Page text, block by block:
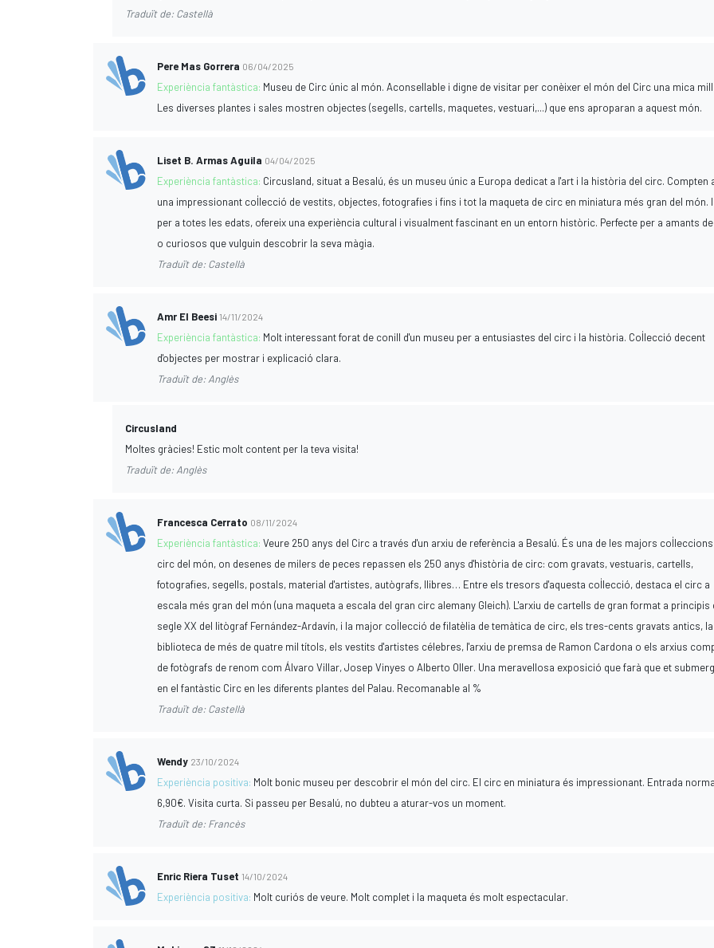
Traduït de: Castellà
Pere Mas Gorrera 06/04/2025
Experiència fantàstica: Museu de Circ únic al món. Aconsellable i digne de visitar per conèixer el món del Circ una mica
Les diverses plantes i sales mostren objectes (segells, cartells, maquetes, vestuari,...) que ens aproparan a aquest món.
Liset B. Armas Aguila 04/04/2025
Experiència fantàstica: Circusland, situat a Besalú, és un museu únic a Europa dedicat a l'art i la història del circ. Compten
una impressionant col·lecció de vestits, objectes, fotografies i fins i tot la maqueta de circ en miniatura més gran del món.
per a totes les edats, ofereix una experiència cultural i visualment fascinant en un entorn històric. Perfecte per a amants
o curiosos que vulguin descobrir la seva màgia.
Traduït de: Castellà
Amr El Beesi 14/11/2024
Experiència fantàstica: Molt interessant forat de conill d'un museu per a entusiastes del circ i la història. Col·lecció decent
d'objectes per mostrar i explicació clara.
Traduït de: Anglès
Circusland
Moltes gràcies! Estic molt content per la teva visita!
Traduït de: Anglès
Francesca Cerrato 08/11/2024
Experiència fantàstica:Veure 250 anys del Circ a través d'un arxiu de referència a Besalú. És una de les majors
circ del món, on desenes de milers de peces repassen els 250 anys d'història de circ: com gravats, vestuaris, cartells,
fotografies, segells, postals, material d'artistes, autògrafs, llibres… Entre els tresors d'aquesta col·lecció, destaca el circ a
escala més gran del món (una maqueta a escala del gran circ alemany Gleich). L'arxiu de cartells de gran format a principis
segle XX del litògraf Fernández-Ardavín, i la major col·lecció de filatèlia de temàtica de circ, els tres-cents gravats antics, la
biblioteca de més de quatre mil títols, els vestits d'artistes célebres, l'arxiu de premsa de Ramon Cardona o els arxius
de fotògrafs de renom com Álvaro Villar, Josep Vinyes o Alberto Oller. Una meravellosa exposició que farà que et
en el fantàstic Circ en les diferents plantes del Palau. Recomanable al %
Traduït de: Castellà
Wendy 23/10/2024
Experiència positiva: Molt bonic museu per descobrir el món del circ. El circ en miniatura és impressionant. Entrada
6,90€. Visita curta. Si passeu per Besalú, no dubteu a aturar-vos un moment.
Traduït de: Francès
Enric Riera Tuset 14/10/2024
Experiència positiva: Molt curiós de veure. Molt complet i la maqueta és molt espectacular.